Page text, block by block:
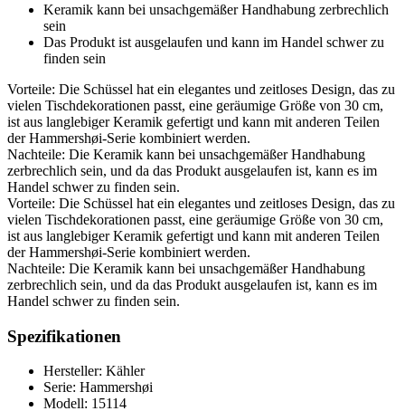
Keramik kann bei unsachgemäßer Handhabung zerbrechlich
sein
Das Produkt ist ausgelaufen und kann im Handel schwer zu
finden sein
Vorteile: Die Schüssel hat ein elegantes und zeitloses Design, das zu
vielen Tischdekorationen passt, eine geräumige Größe von 30 cm,
ist aus langlebiger Keramik gefertigt und kann mit anderen Teilen
der Hammershøi-Serie kombiniert werden.
Nachteile: Die Keramik kann bei unsachgemäßer Handhabung
zerbrechlich sein, und da das Produkt ausgelaufen ist, kann es im
Handel schwer zu finden sein.
Vorteile: Die Schüssel hat ein elegantes und zeitloses Design, das zu
vielen Tischdekorationen passt, eine geräumige Größe von 30 cm,
ist aus langlebiger Keramik gefertigt und kann mit anderen Teilen
der Hammershøi-Serie kombiniert werden.
Nachteile: Die Keramik kann bei unsachgemäßer Handhabung
zerbrechlich sein, und da das Produkt ausgelaufen ist, kann es im
Handel schwer zu finden sein.
Spezifikationen
Hersteller: Kähler
Serie: Hammershøi
Modell: 15114